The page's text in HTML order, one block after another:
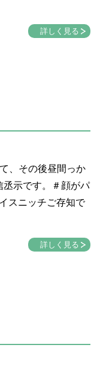
詳しく見る
、その後昼間っか
丞示です。＃顔がパ
スニッチご存知で
詳しく見る